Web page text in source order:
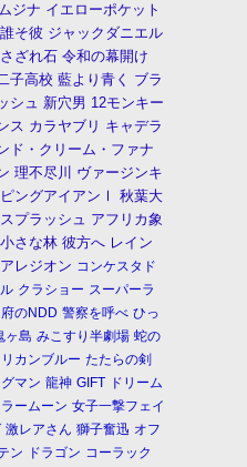
ジナ イエローポケット
誰そ彼 ジャックダニエル
さざれ石 令和の幕開け
子高校 藍より青く ブラ
シュ 新穴男 12モンキー
ス カラヤブリ キャデラ
ド・クリーム・ファナ
理不尽川
ヴァージンキ
ングアイアンⅠ
秋葉大
スプラッシュ アフリカ象
小さな林 彼方へ レイン
アレジオン コンケスタド
クラショー スーパーラ
のNDD 警察を呼べ ひっ
ヶ島 みこすり半劇場 蛇の
カンブルー たたらの剣
マン 龍神 GIFT ドリーム
ームーン 女子一撃フェイ
激レアさん 獅子奮迅 オフ
ン ドラゴン コーラック